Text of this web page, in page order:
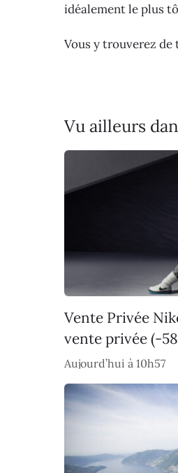
idéalement le plus
Vous y trouverez
Vu ailleurs
Vente Privée
vente privée (-
Aujourd’hui à 10h57